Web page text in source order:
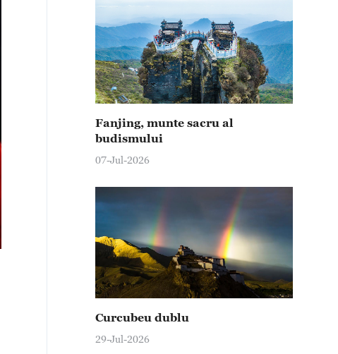
Fanjing, munte sacru al
budismului
07-Jul-2026
Curcubeu dublu
29-Jul-2026